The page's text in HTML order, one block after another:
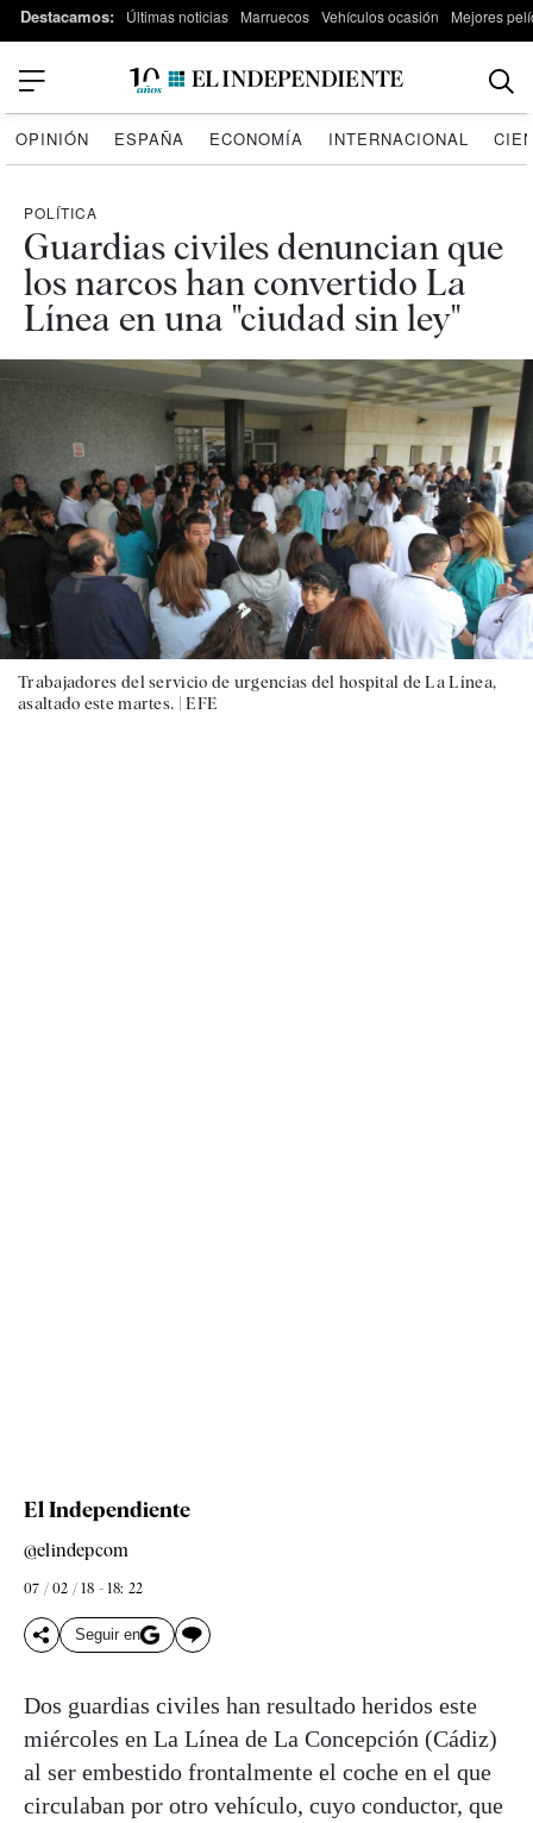
Destacamos: Últimas noticias Marruecos Vehículos ocasión Mejores
OPINIÓN ESPAÑA ECONOMÍA INTERNACIONAL
POLÍTICA
Guardias civiles denuncian que
los narcos han convertido La
Línea en una "ciudad sin ley"
Trabajadores del servicio de urgencias del hospital de La Línea,
asaltado este martes. |EFE
El Independiente
@elindepcom
07 / 02 / 18 - 18: 22
Seguir en
Dos guardias civiles han resultado heridos este
miércoles en La Línea de La Concepción (Cádiz)
al ser embestido frontalmente el coche en el que
circulaban por otro vehículo, cuyo conductor, que